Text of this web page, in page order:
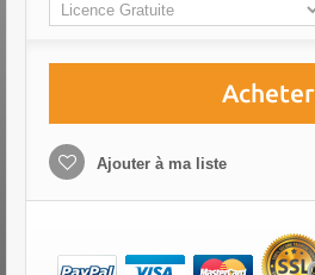
Acheter
Ajouter à ma liste